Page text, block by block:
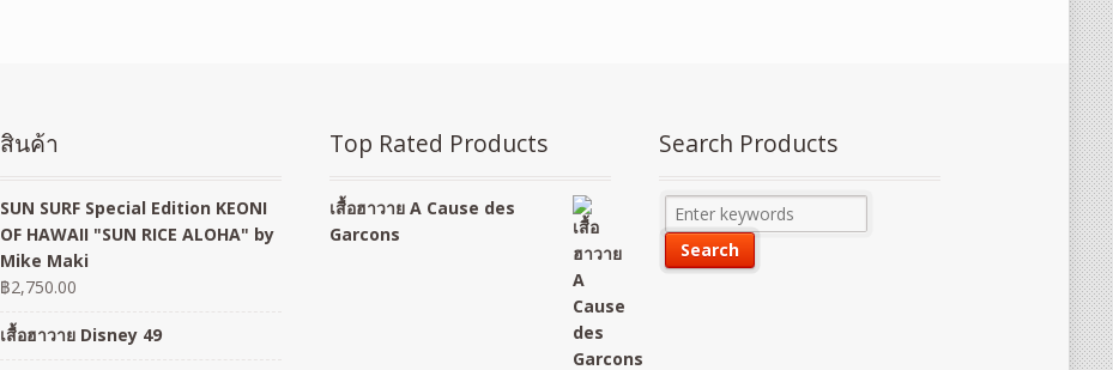
สินค้า
SUN SURF Special Edition KEONI
OF HAWAII "SUN RICE ALOHA" by
Mike Maki
฿2,750.00
เสื้อฮาวาย Disney 49
Top Rated Products
เสื้อฮาวาย A Cause des
Garcons
Search Products